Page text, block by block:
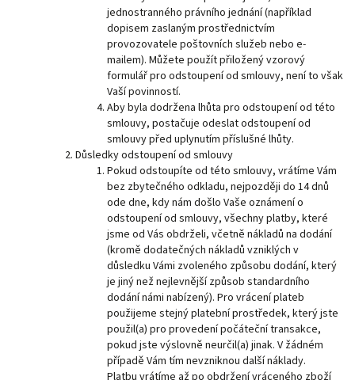
jednostranného právního jednání (například
dopisem zaslaným prostřednictvím
provozovatele poštovních služeb nebo e-
mailem). Můžete použít přiložený vzorový
formulář pro odstoupení od smlouvy, není to však
Vaší povinností.
Aby byla dodržena lhůta pro odstoupení od této
smlouvy, postačuje odeslat odstoupení od
smlouvy před uplynutím příslušné lhůty.
Důsledky odstoupení od smlouvy
Pokud odstoupíte od této smlouvy, vrátíme Vám
bez zbytečného odkladu, nejpozději do 14 dnů
ode dne, kdy nám došlo Vaše oznámení o
odstoupení od smlouvy, všechny platby, které
jsme od Vás obdrželi, včetně nákladů na dodání
(kromě dodatečných nákladů vzniklých v
důsledku Vámi zvoleného způsobu dodání, který
je jiný než nejlevnější způsob standardního
dodání námi nabízený). Pro vrácení plateb
použijeme stejný platební prostředek, který jste
použil(a) pro provedení počáteční transakce,
pokud jste výslovně neurčil(a) jinak. V žádném
případě Vám tím nevzniknou další náklady.
Platbu vrátíme až po obdržení vráceného zboží